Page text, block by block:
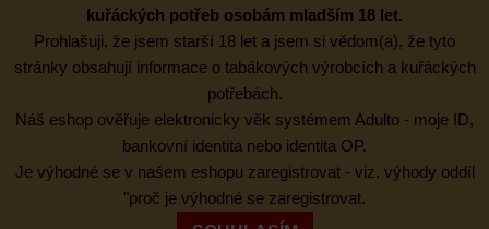
kuřáckých potřeb osobám mladším 18 let.
Prohlašuji, že jsem starší 18 let a jsem si vědom(a), že tyto
stránky obsahují informace o tabákových výrobcích a kuřáckých
potřebách.
Náš eshop ověřuje elektronicky věk systémem Adulto - moje ID,
bankovní identita nebo identita OP.
Je výhodné se v našem eshopu zaregistrovat - viz. výhody oddíl
"proč je výhodné se zaregistrovat.